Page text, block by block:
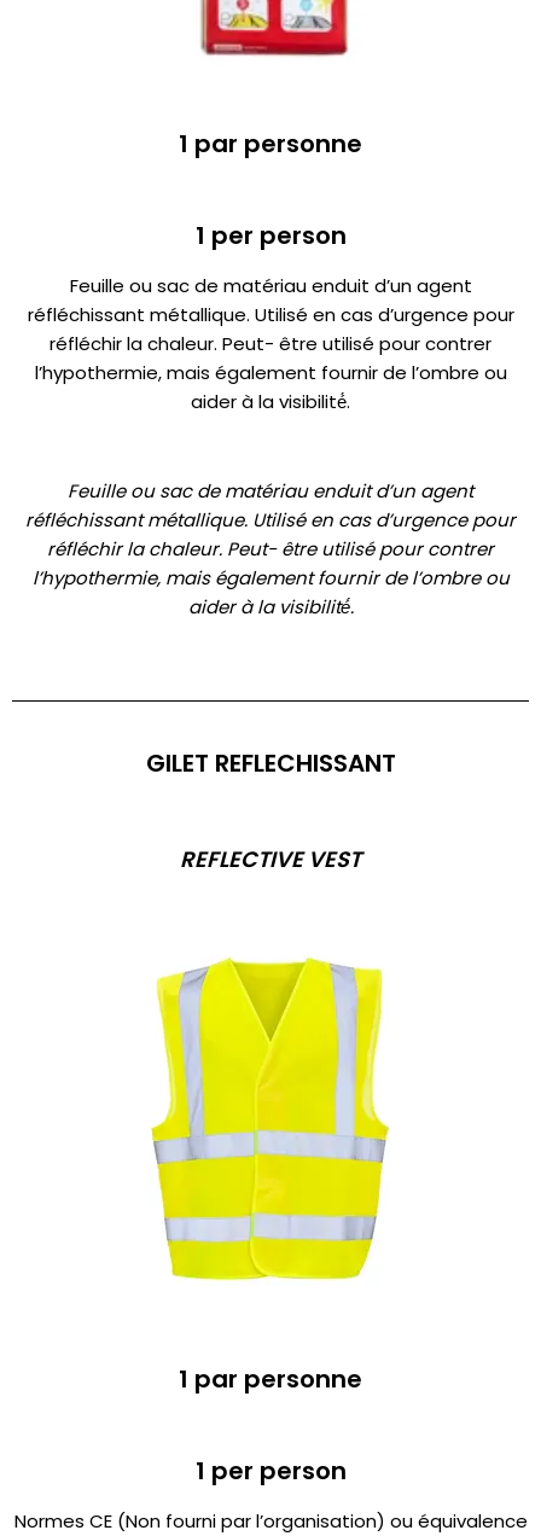
1 par personne
1 per person
Feuille ou sac de matériau enduit d’un agent
réfléchissant métallique. Utilisé en cas d’urgence pour
réfléchir la chaleur. Peut- être utilisé pour contrer
l’hypothermie, mais également fournir de l’ombre ou
aider à la visibilité́.
Feuille ou sac de matériau enduit d’un agent
réfléchissant métallique. Utilisé en cas d’urgence pour
réfléchir la chaleur. Peut- être utilisé pour contrer
l’hypothermie, mais également fournir de l’ombre ou
aider à la visibilité́.
GILET REFLECHISSANT
REFLECTIVE VEST
1 par personne
1 per person
Normes CE (Non fourni par l’organisation) ou équivalence